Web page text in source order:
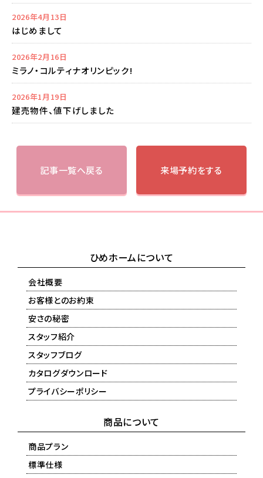
2026年4月13日
はじめまして
2026年2月16日
ミラノ・コルティナオリンピック!
2026年1月19日
建売物件、値下げしました
記事一覧へ戻る 来場予約をする
ひめホームについて
会社概要
お客様とのお約束
安さの秘密
スタッフ紹介
スタッフブログ
カタログダウンロード
プライバシーポリシー
商品について
商品プラン
標準仕様